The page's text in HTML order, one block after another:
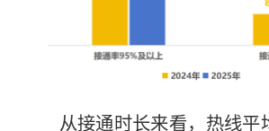
从接通时长来看，热线平